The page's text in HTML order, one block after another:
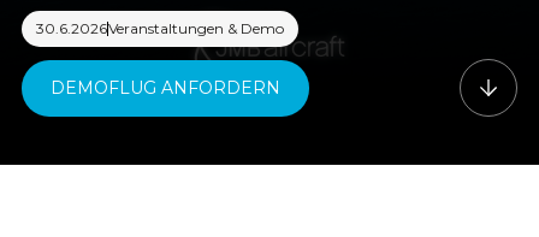
30.6.2026Veranstaltungen & Demo
DEMOFLUG ANFORDERN